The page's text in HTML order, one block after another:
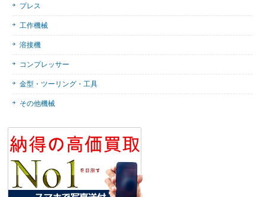
プレス
工作機械
溶接機
コンプレッサー
金型・ツーリング・工具
その他機械